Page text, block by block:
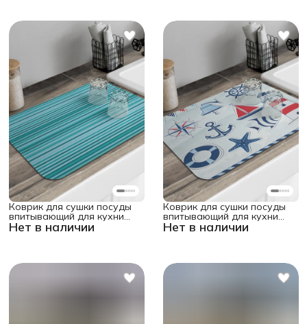
Нет в наличии
Коврик для сушки посуды
впитывающий для кухни
"Небесные линии"
прямоугольный 58x38 см
Нет в наличии
Коврик для сушки посуды
впитывающий для кухни
"Знакомство с морем"
прямоугольный 58x38 см